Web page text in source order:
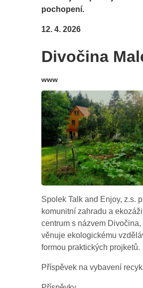
pochopení.
12. 4. 2026
Divočina
www
Spolek Talk and Enjoy, z.s.
komunitní zahradu a
centrum s názvem Divočina,
věnuje ekologickému
formou praktických projketů.
Příspěvek na vybavení